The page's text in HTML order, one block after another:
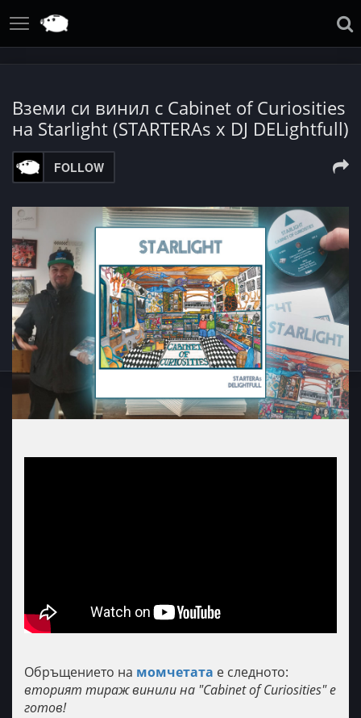
Вземи си винил с Cabinet of Curiosities
на Starlight (STARTERAs x DJ DELightfull)
FOLLOW
Обръщението на момчетата е следното:
вторият тираж винили на "Cabinet of Curiosities" е
готов!